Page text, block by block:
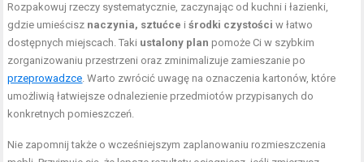
Rozpakowuj rzeczy systematycznie, zaczynając od kuchni i łazienki,
gdzie umieścisz naczynia, sztućce iśrodki czystości w łatwo
dostępnych miejscach. Taki ustalony plan pomoże Ci w szybkim
zorganizowaniu przestrzeni oraz zminimalizuje zamieszanie po
przeprowadzce. Warto zwrócić uwagę na oznaczenia kartonów, które
umożliwią łatwiejsze odnalezienie przedmiotów przypisanych do
konkretnych pomieszczeń.
Nie zapomnij także o wcześniejszym zaplanowaniu rozmieszczenia